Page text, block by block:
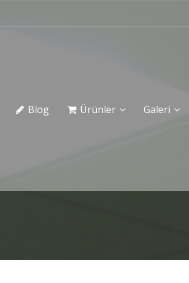
Blog Ürünler Galeri